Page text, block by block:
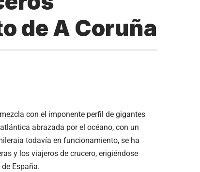
de A Coruña
con el imponente perfil de gigantes
abrazada por el océano, con un
todavía en funcionamiento, se ha
y los viajeros de crucero, erigiéndose
España.